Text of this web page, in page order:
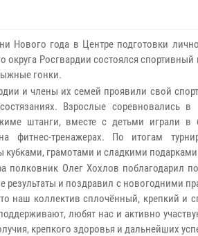
Нового года в Центре подготовки
округа Росгвардии состоялся спортивный
гонки.
и члены их семей проявили свой
Взрослые соревновались в
штанги, вместе с детьми играли в
фитнес-тренажерах. По итогам
грамотами и сладкими
полковник Олег Хохлов поблагодарил
результаты и поздравил с новогодними
наш коллектив сплочённый, крепкий и
любят нас и активно
крепкого здоровья и дальнейших